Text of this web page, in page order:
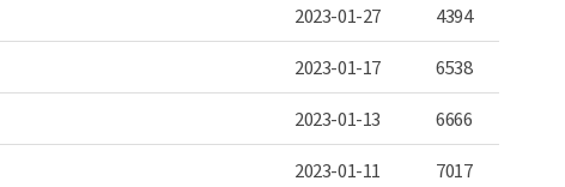
2023-01-27
4394
2023-01-17
6538
2023-01-13
6666
2023-01-11 7017